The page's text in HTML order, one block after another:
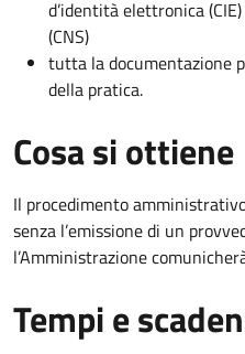
d’identità elettronica
(CNS)
tutta la documentazione
della pratica.
Cosa si ottiene
Il procedimento
senza l’emissione di un
l’Amministrazione
Tempi e